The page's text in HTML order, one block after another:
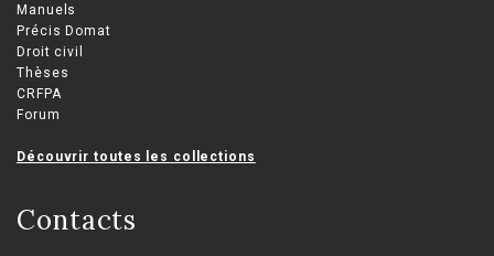
Manuels
Précis Domat
Droit civil
Thèses
CRFPA
Forum
Découvrir toutes les collections
Contacts